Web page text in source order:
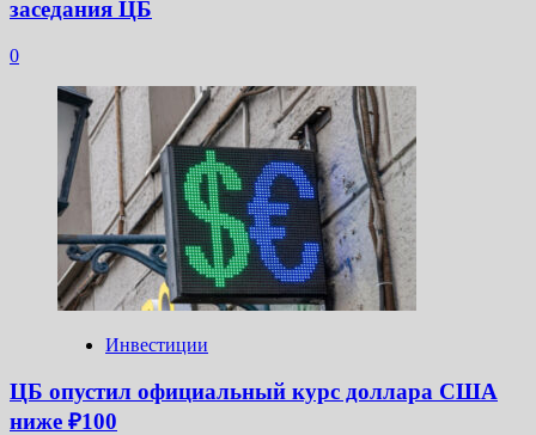
заседания ЦБ
0
Инвестиции
ЦБ опустил официальный курс доллара США
ниже ₽100